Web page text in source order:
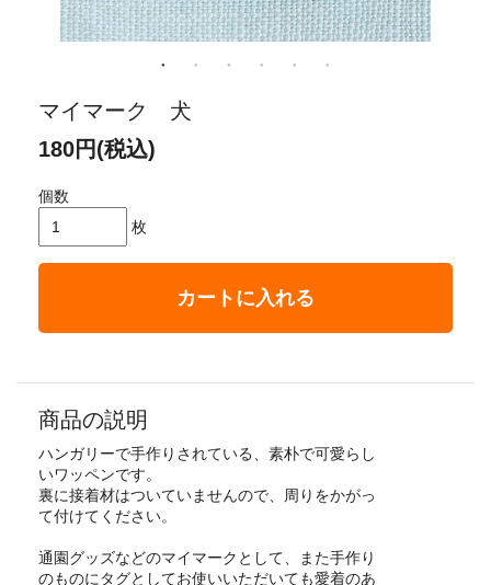
マイマーク 犬
180円(税込)
個数
枚
カートに入れる
商品の説明
ハンガリーで手作りされている、素朴で可愛らし
いワッペンです。
裏に接着材はついていませんので、周りをかがっ
て付けてください。
通園グッズなどのマイマークとして、また手作り
のものにタグとしてお使いいただいても愛着のあ